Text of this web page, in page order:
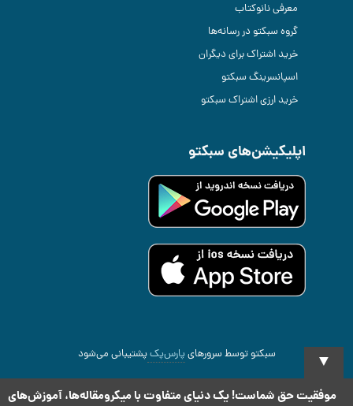
معرفی نانوکتاب
گروه سبکتو در رسانه‌ها
خرید اشتراک برای دیگران
اسپانسرینگ سبکتو
خرید ارزی اشتراک سبکتو
اپلیکیشن‌های سبکتو
سبکتو توسط سرورهایپارس‌پکپشتیبانی می‌شود ▼
موفقیت حق شماست! یک دنیای متفاوت با میکرومقاله‌ها، آموزش‌های